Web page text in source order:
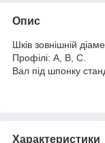
Опис
Шків зовнішній
Профілі: А, В, С.
Вал під шпонку
Характеристики